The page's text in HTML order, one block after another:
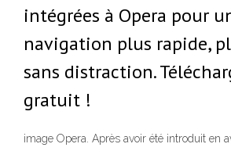
intégrées à Opera pour
navigation plus rapide,
sans distraction.
gratuit !
image Opera. Après avoir été introduit en